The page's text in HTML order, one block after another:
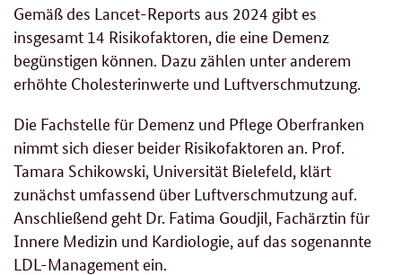
Gemäß des Lancet-Reports aus 2024 gibt es
insgesamt 14 Risikofaktoren, die eine Demenz
begünstigen können. Dazu zählen unter anderem
erhöhte Cholesterinwerte und Luftverschmutzung.
Die Fachstelle für Demenz und Pflege Oberfranken
nimmt sich dieser beider Risikofaktoren an. Prof.
Tamara Schikowski, Universität Bielefeld, klärt
zunächst umfassend über Luftverschmutzung auf.
Anschließend geht Dr. Fatima Goudjil, Fachärztin für
Innere Medizin und Kardiologie, auf das sogenannte
LDL-Management ein.